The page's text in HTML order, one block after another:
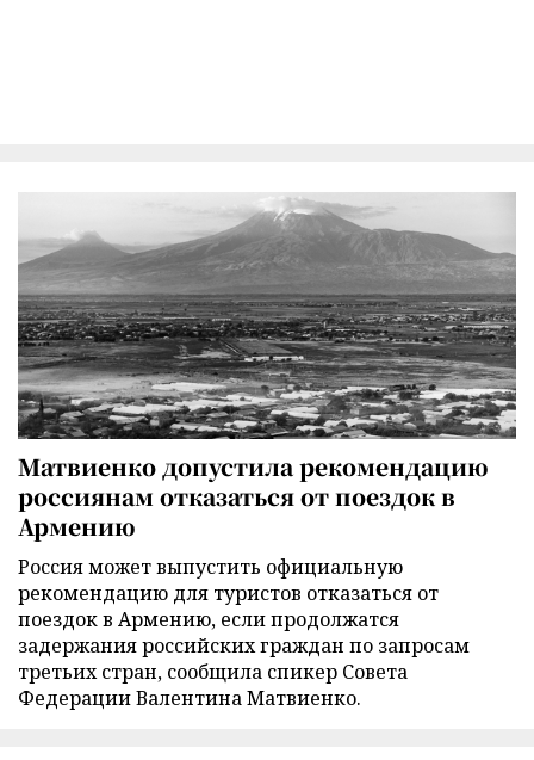
Матвиенко допустила рекомендацию
россиянам отказаться от поездок в
Армению
Россия может выпустить официальную
рекомендацию для туристов отказаться от
поездок в Армению, если продолжатся
задержания российских граждан по запросам
третьих стран, сообщила спикер Совета
Федерации Валентина Матвиенко.